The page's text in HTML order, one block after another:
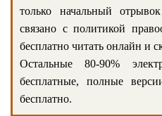
только начальный
связано с политикой
бесплатно читать онлайн и
Остальные 80-90%
бесплатные, полные
бесплатно.